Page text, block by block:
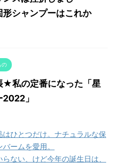
形シャンプーはこれか
の
★私の定番になった「星
」
ひとつだけ。ナチュラルな保
ームを愛用。
ない、けど今年の誕生日は、